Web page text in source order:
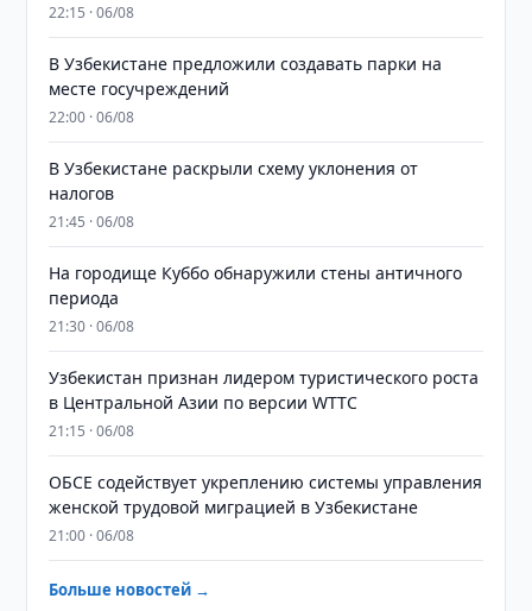
22:15 · 06/08
В Узбекистане предложили создавать парки на
месте госучреждений
22:00 · 06/08
В Узбекистане раскрыли схему уклонения от
налогов
21:45 · 06/08
На городище Куббо обнаружили стены античного
периода
21:30 · 06/08
Узбекистан признан лидером туристического роста
в Центральной Азии по версии WTTC
21:15 · 06/08
ОБСЕ содействует укреплению системы управления
женской трудовой миграцией в Узбекистане
21:00 · 06/08
Больше новостей →